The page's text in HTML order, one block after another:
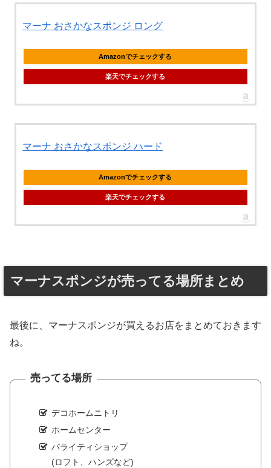
マーナ おさかなスポンジ ロング
Amazonでチェックする
楽天でチェックする
マーナ おさかなスポンジ ハード
Amazonでチェックする
楽天でチェックする
マーナスポンジが売ってる場所まとめ
最後に、マーナスポンジが買えるお店をまとめておきます
ね。
売ってる場所
デコホームニトリ
ホームセンター
バライティショップ
(ロフト、ハンズなど)